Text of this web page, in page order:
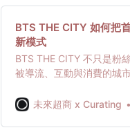
BTS THE CITY 如何把
新模式
BTS THE CITY 不只是粉
被導流、互動與消費的城
未來超商 x Curating